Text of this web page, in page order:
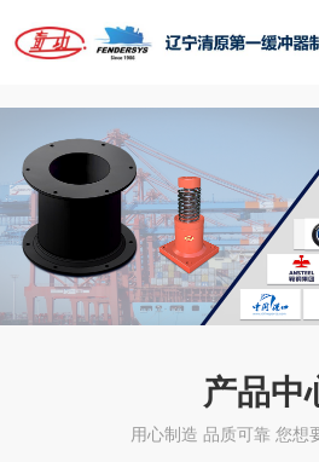
产品中
用心制造 品质可靠 您想